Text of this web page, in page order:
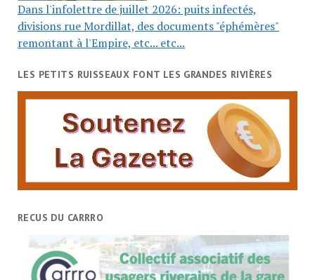
Dans l'infolettre de juillet 2026: puits infectés,
divisions rue Mordillat, des documents "éphémères"
remontant à l'Empire, etc... etc...
LES PETITS RUISSEAUX FONT LES GRANDES RIVIÈRES
RECUS DU CARRRO